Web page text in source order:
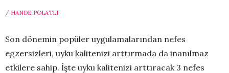
/ HANDE POLATLI
Son dönemin popüler uygulamalarından nefes
egzersizleri, uyku kalitenizi arttırmada da inanılmaz
etkilere sahip. İşte uyku kalitenizi arttıracak 3 nefes